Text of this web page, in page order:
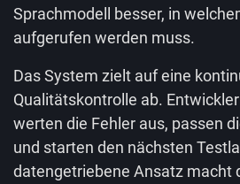
Sprachmodell besser, in
aufgerufen werden muss.
Das System zielt auf eine
Qualitätskontrolle ab.
werten die Fehler aus, passen
und starten den nächsten
datengetriebene Ansatz macht